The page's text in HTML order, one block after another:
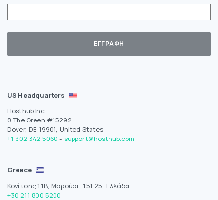
US Headquarters
Hosthub Inc
8 The Green #15292
Dover, DE 19901, United States
+1 302 342 5060 - support@hosthub.com
Greece
Κονίτσης 11Β, Μαρούσι, 151 25, Ελλάδα
+30 211 800 5200